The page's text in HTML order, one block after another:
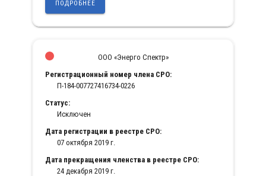
ПОДРОБНЕЕ
ООО «Энерго Спектр»
Регистрационный номер члена СРО:
П-184-007727416734-0226
Статус:
Исключен
Дата регистрации в реестре СРО:
07 октября 2019 г.
Дата прекращения членства в реестре СРО:
24 декабря 2019 г.